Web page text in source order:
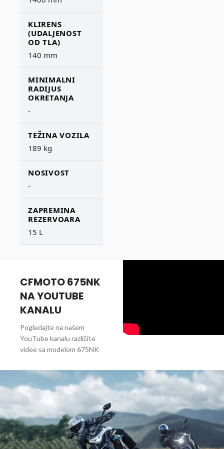
KLIRENS
(UDALJENOST
OD TLA)
140 mm
MINIMALNI
RADIJUS
OKRETANJA
-
TEŽINA VOZILA
189 kg
NOSIVOST
-
ZAPREMINA
REZERVOARA
15 L
CFMOTO 675NK
NA YOUTUBE
KANALU
Pogledajte na našem
YouTube kanalu različite
videe sa modelom 675NK